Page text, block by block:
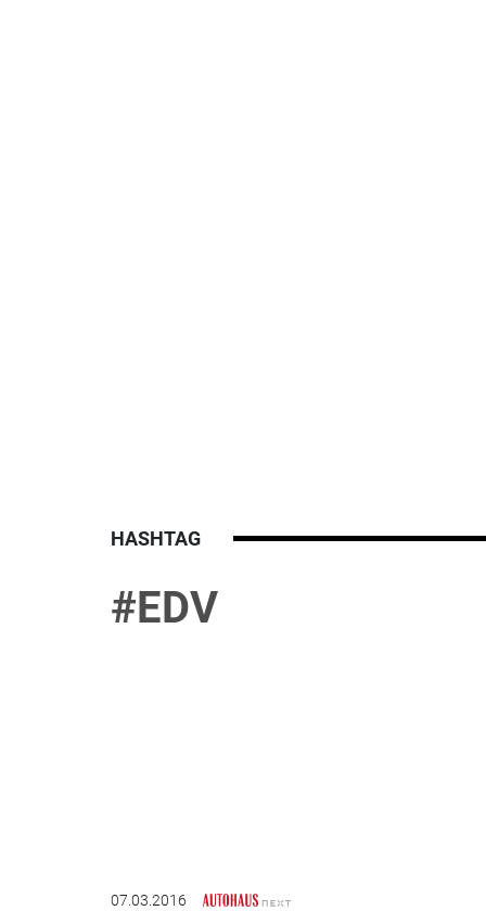
HASHTAG
#EDV
07.03.2016